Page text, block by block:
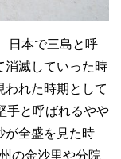
日本で三島と呼
消滅していった時
われた時期として
手と呼ばれるやや
が全盛を見た時
の金沙里や分院